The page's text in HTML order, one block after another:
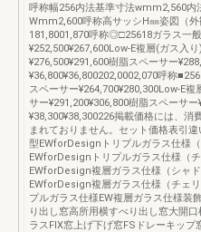
呼称幅256内法基準寸法wmm2,560内
Wmm2,600呼称高サッシH㎜姿図（外
181,8001,870呼称◎□25618ガラス一
¥252,500¥267,600Low-E複層(ガス入
¥276,500¥291,600樹脂スペーサー
¥36,800¥36,800202,0002,070呼称
スペーサー¥264,700¥280,300Low-E
サー¥291,200¥306,800樹脂スペーサー
¥38,300¥38,300226掲載価格には、消
まれておりません。セット価格表引
型EWforDesignトリプルガラス仕様（
EWforDesignトリプルガラス仕様（チ
EWforDesign複層ガラス仕様（シャド
EWforDesign複層ガラス仕様（チェ
プルガラス仕様EW複層ガラス仕様装
り出し窓高所用横すべり出し窓大開
ラスFIX窓上げ下げ窓FSドレーキップ